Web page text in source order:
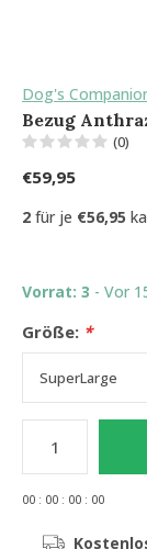
Dog's
Bezug
(0)
€59,95
2 für je €56,95
Vorrat: 3 - Vor
Größe: *
00 : 00 : 00 : 00